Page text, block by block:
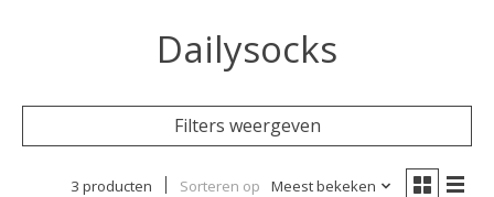
Dailysocks
Filters weergeven
3 producten Sorteren op Meest bekeken